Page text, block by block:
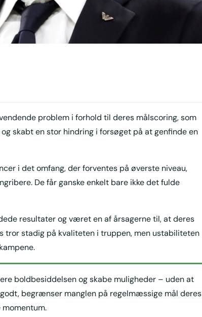
problem i forhold til deres målscoring, som
skabt en stor hindring i forsøget på at genfinde en
i det omfang, der forventes på øverste niveau,
De får ganske enkelt bare ikke det fulde
resultater og været en af årsagerne til, at deres
tror stadig på kvaliteten i truppen, men ustabiliteten
boldbesiddelsen og skabe muligheder – uden at
begrænser manglen på regelmæssige mål deres